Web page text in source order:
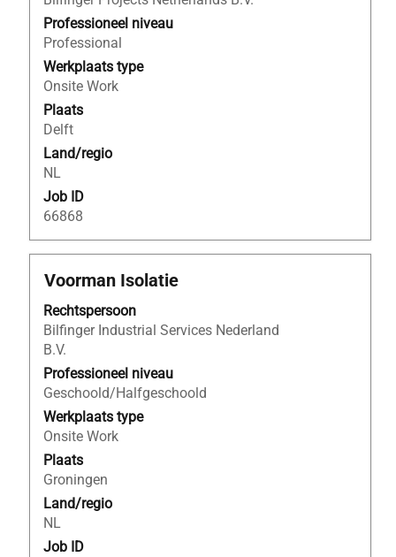
Professioneel niveau
Professional
Werkplaats type
Onsite Work
Plaats
Delft
Land/regio
NL
Job ID
66868
om
de
volledige
inhoud
van
de
functiegegevens
weer
te
geven.
Titel
Voorman Isolatie
Rechtspersoon
Bilfinger Industrial Services Nederland
B.V.
Professioneel niveau
Geschoold/Halfgeschoold
Werkplaats type
Onsite Work
Plaats
Groningen
Land/regio
NL
Job ID
Selecteer
spatiebalk
om
de
volledige
inhoud
van
de
functiegegevens
weer
te
geven.